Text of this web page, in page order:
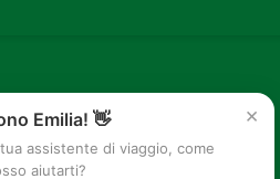
×
Emilia! 👋
assistente di viaggio, come
aiutarti?